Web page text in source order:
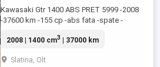
Kawasaki Gtr 1400 ABS PRET 5999 -2008
-37600 km -155 cp -abs fata -spate -
electric -top case Givi v47 Monokey -side
ulei grup schimbat in luna aprilie 37540 km
2008 | 1400 cm3 | 37000 km
Slatina, Olt